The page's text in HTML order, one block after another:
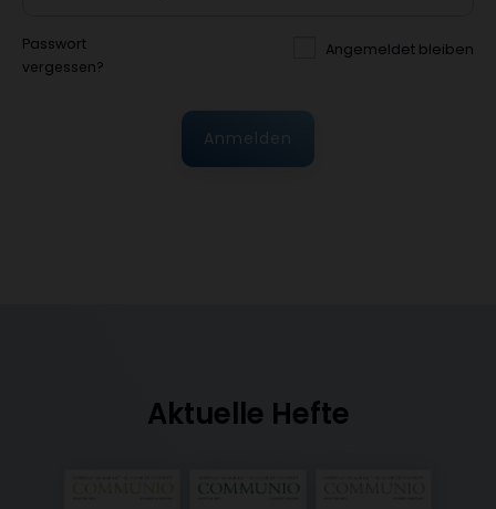
Passwort
vergessen?
Angemeldet bleiben
Anmelden
Aktuelle Hefte